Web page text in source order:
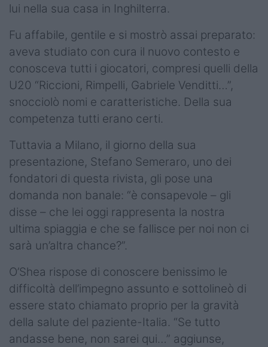
lui nella sua casa in Inghilterra.
Fu affabile, gentile e si mostrò assai preparato:
aveva studiato con cura il nuovo contesto e
conosceva tutti i giocatori, compresi quelli della
U20 “Riccioni, Rimpelli, Gabriele Venditti…”,
snocciolò nomi e caratteristiche. Della sua
competenza tutti erano certi.
Tuttavia a Milano, il giorno della sua
presentazione, Stefano Semeraro, uno dei
fondatori di questa rivista, gli pose una
domanda non banale: “è consapevole – gli
disse – che lei oggi rappresenta la nostra
ultima spiaggia e che se fallisce per noi non ci
sarà un’altra chance?”.
O’Shea rispose di conoscere benissimo le
difficoltà dell’impegno assunto e sottolineò di
essere stato chiamato proprio per la gravità
della salute del paziente-Italia. “Se tutto
andasse bene, non sarei qui…” aggiunse,